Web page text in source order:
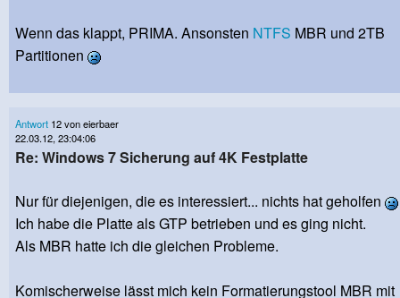
Wenn das klappt, PRIMA. Ansonsten NTFS MBR und 2TB
Partitionen
Antwort 12 von eierbaer
22.03.12, 23:04:06
Re: Windows 7 Sicherung auf 4K Festplatte
Nur für diejenigen, die es interessiert... nichts hat geholfen
Ich habe die Platte als GTP betrieben und es ging nicht.
Als MBR hatte ich die gleichen Probleme.
Komischerweise lässt mich kein Formatierungstool MBR mit